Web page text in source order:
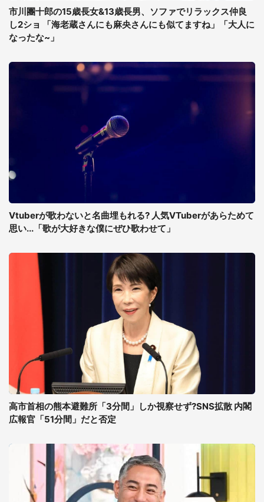
市川團十郎の15歳長女&13歳長男、ソファでリラックス仲良
し2ショ 「海老蔵さんにも麻央さんにも似てますね」「大人に
なったな~」
Vtuberが歌わないと名曲埋もれる? 人気VTuberがあらためて
思い...「歌が大好きな僕にぜひ歌わせて」
高市首相の熊本避難所「3分間」しか視察せず?SNS拡散 内閣
広報官「51分間」だと否定